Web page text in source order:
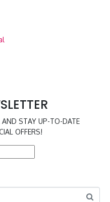
AND STAY UP-TO-DATE
OFFERS!